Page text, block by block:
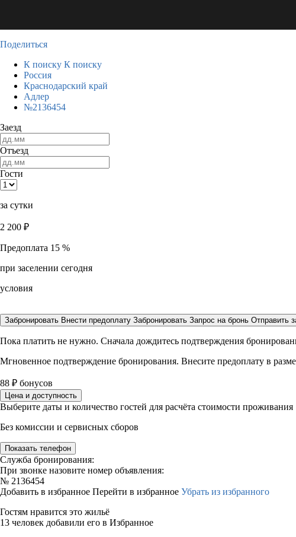
Поделиться
К поиску К поиску
Россия
Краснодарский край
Адлер
№2136454
Заезд
Отъезд
Гости
за сутки
2 200 ₽
Предоплата 15 %
при заселении сегодня
условия
Забронировать Внести предоплату Забронировать Запрос на бронь Отправить
Пока платить не нужно. Сначала дождитесь подтверждения
Мгновенное подтверждение бронирования. Внесите предоплату в
88 ₽ бонусов
Цена и доступность
Выберите даты и количество гостей для расчёта стоимости проживания
Без комиссии и сервисных сборов
Показать телефон
Служба бронирования:
При звонке назовите номер объявления:
№ 2136454
Добавить в избранное Перейти в избранное Убрать из избранного
Гостям нравится это жильё
13 человек добавили его в Избранное